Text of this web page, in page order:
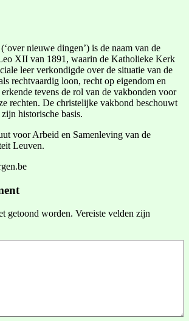
nieuwe dingen’) is de naam van de
XII van 1891, waarin de Katholieke Kerk
leer verkondigde over de situatie van de
rechtvaardig loon, recht op eigendom en
tevens de rol van de vakbonden voor
rechten. De christelijke vakbond beschouwt
historische basis.
voor Arbeid en Samenleving van de
Leuven.
getoond worden. Vereiste velden zijn